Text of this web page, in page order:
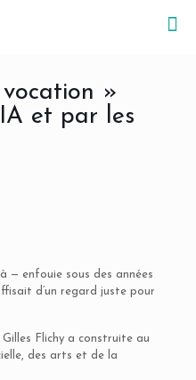
»
et par les
— enfouie sous des années
d’un regard juste pour
Flichy a construite au
des arts et de la